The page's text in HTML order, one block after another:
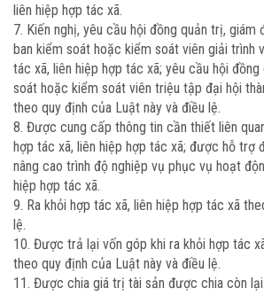
liên hiệp hợp tác xã.
7. Kiến nghị, yêu cầu hội đồng quản trị,
ban kiểm soát hoặc kiểm soát viên giải trình
tác xã, liên hiệp hợp tác xã; yêu cầu hội
soát hoặc kiểm soát viên triệu tập đại hội
theo quy định của Luật này và điều lệ.
8. Được cung cấp thông tin cần thiết liên
hợp tác xã, liên hiệp hợp tác xã; được hỗ trợ
nâng cao trình độ nghiệp vụ phục vụ hoạt
hiệp hợp tác xã.
9. Ra khỏi hợp tác xã, liên hiệp hợp tác xã
lệ.
10. Được trả lại vốn góp khi ra khỏi hợp tác
theo quy định của Luật này và điều lệ.
11. Được chia giá trị tài sản được chia còn